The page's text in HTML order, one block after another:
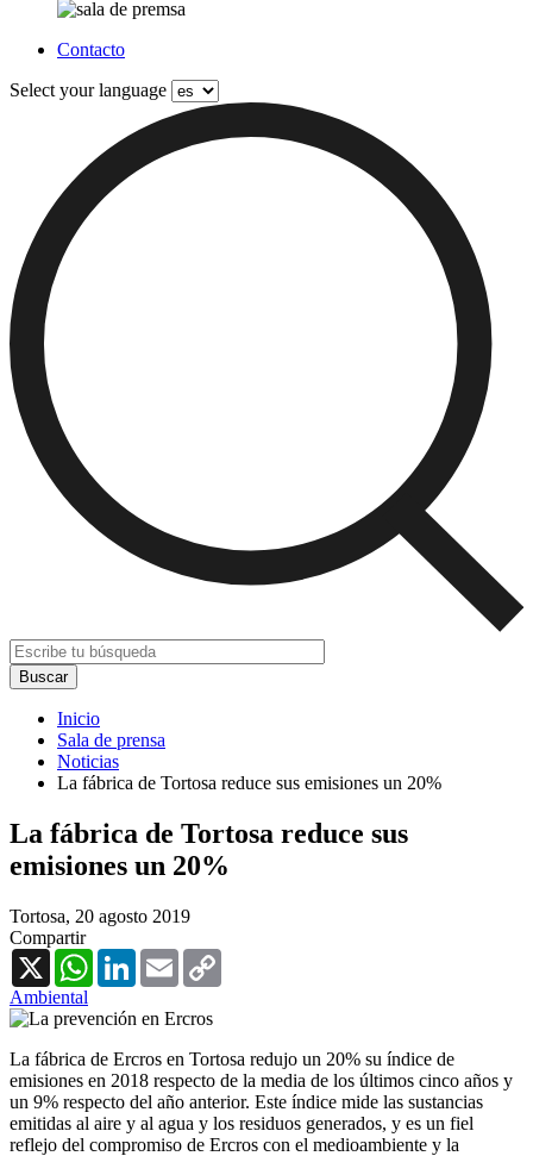
Contacto
Select your language
Inicio
Sala de prensa
Noticias
La fábrica de Tortosa reduce sus emisiones un 20%
La fábrica de Tortosa reduce sus
emisiones un 20%
Tortosa, 20 agosto 2019
Compartir
X
WhatsAppLinkedInEmail
Ambiental
La fábrica de Ercros en Tortosa redujo un 20% su índice de
emisiones en 2018 respecto de la media de los últimos cinco años y
un 9% respecto del año anterior. Este índice mide las sustancias
emitidas al aire y al agua y los residuos generados, y es un fiel
reflejo del compromiso de Ercros con el medioambiente y la